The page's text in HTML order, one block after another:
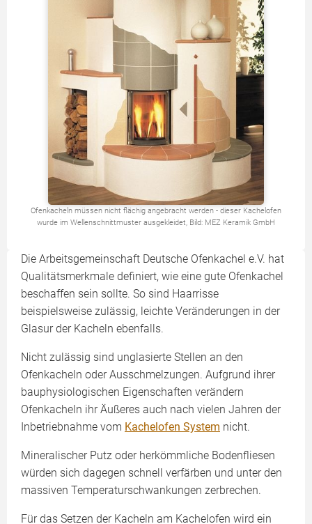
Ofenkacheln müssen nicht flächig angebracht werden - dieser Kachelofen
wurde im Wellenschnittmuster ausgekleidet, Bild: MEZ Keramik GmbH
Die Arbeitsgemeinschaft Deutsche Ofenkachel e.V. hat
Qualitätsmerkmale definiert, wie eine gute Ofenkachel
beschaffen sein sollte. So sind Haarrisse
beispielsweise zulässig, leichte Veränderungen in der
Glasur der Kacheln ebenfalls.
Nicht zulässig sind unglasierte Stellen an den
Ofenkacheln oder Ausschmelzungen. Aufgrund ihrer
bauphysiologischen Eigenschaften verändern
Ofenkacheln ihr Äußeres auch nach vielen Jahren der
Inbetriebnahme vom Kachelofen System nicht.
Mineralischer Putz oder herkömmliche Bodenfliesen
würden sich dagegen schnell verfärben und unter den
massiven Temperaturschwankungen zerbrechen.
Für das Setzen der Kacheln am Kachelofen wird ein